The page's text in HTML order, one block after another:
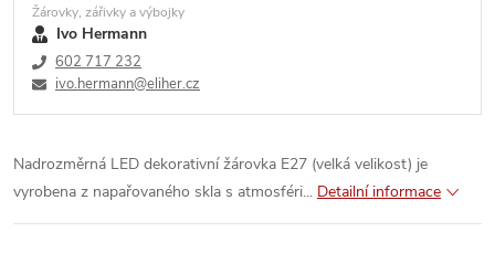
Žárovky, zářivky a výbojky
Ivo Hermann
602 717 232
ivo.hermann@eliher.cz
Nadrozměrná LED dekorativní žárovka E27 (velká velikost) je
vyrobena z napařovaného skla s atmosféri... Detailní informace